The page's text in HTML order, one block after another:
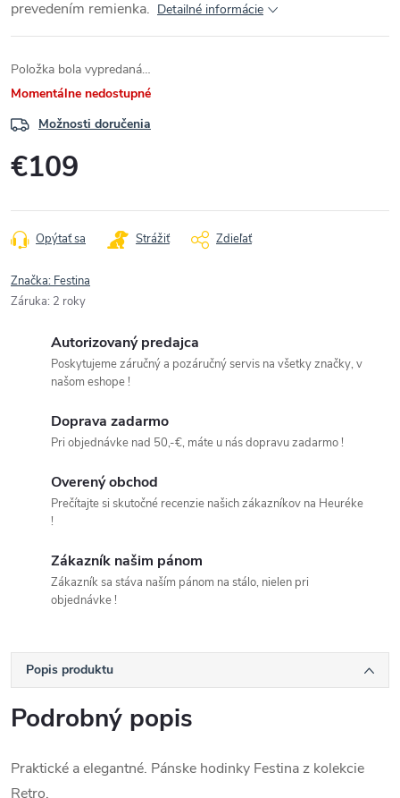
prevedením remienka. Detailné informácie
Položka bola vypredaná…
Momentálne nedostupné
Možnosti doručenia
€109
cena:
Opýtať sa Strážiť Zdieľať
Značka: Festina
Záruka: 2 roky
Autorizovaný predajca
Poskytujeme záručný a pozáručný servis na všetky značky, v
našom eshope !
Doprava zadarmo
Pri objednávke nad 50,-€, máte u nás dopravu zadarmo !
Overený obchod
Prečítajte si skutočné recenzie našich zákazníkov na Heuréke
!
Zákazník našim pánom
Zákazník sa stáva naším pánom na stálo, nielen pri
objednávke !
Popis produktu
Podrobný popis
Praktické a elegantné. Pánske hodinky Festina z kolekcie
Retro.